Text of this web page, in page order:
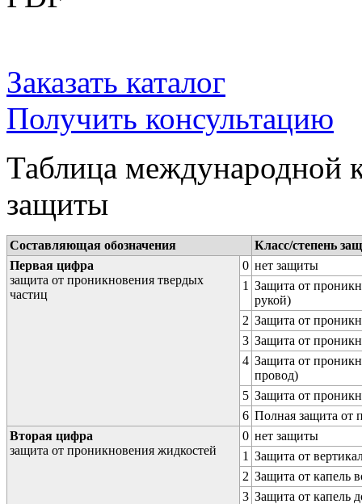
Заказать каталог
Получить консультацию
Таблица международной
защиты
Составляющая обозначения
Класс/степень
Первая цифра
защита от проникновения твердых
частиц
0 нет защиты
1 Защита от
рукой)
2 Защита от
3 Защита от
4 Защита от
провод)
5 Защита от
6 Полная защита от
Вторая цифра
защита от проникновения жидкостей
0 нет защиты
1 Защита от
2 Защита от капель
3 Защита от капель